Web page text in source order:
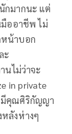
กมากนะ แต่
มืออาชีพ ไม่
หน้าบอก
ะ
นไม่ว่าจะ
in private
คุณศิริกัญญา
ลังห่างๆ